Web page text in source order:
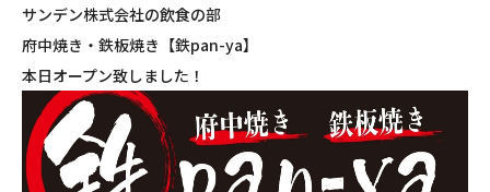
サンデン株式会社の飲食の部
府中焼き・鉄板焼き【鉄pan-ya】
本日オープン致しました！